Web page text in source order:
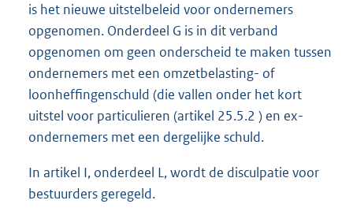
is het nieuwe uitstelbeleid voor ondernemers
opgenomen. Onderdeel G is in dit verband
opgenomen om geen onderscheid te maken tussen
ondernemers met een omzetbelasting- of
loonheffingenschuld (die vallen onder het kort
uitstel voor particulieren (artikel 25.5.2 ) en ex-
ondernemers met een dergelijke schuld.
In artikel I, onderdeel L, wordt de disculpatie voor
bestuurders geregeld.